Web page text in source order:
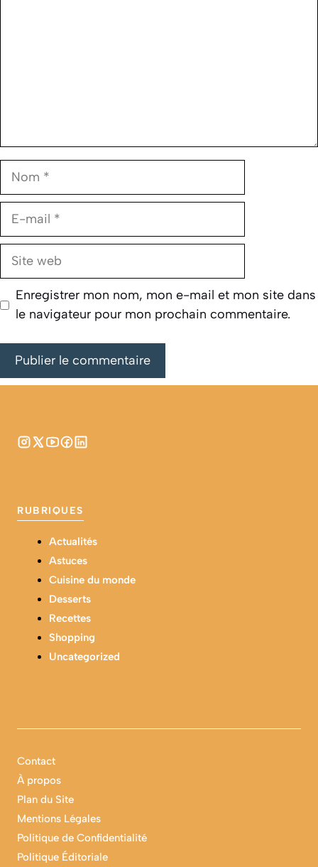
Nom
E-
Site
Enregistrer mon nom, mon e-mail et mon site dans
le navigateur pour mon prochain commentaire.
RUBRIQUES
Actualités
Astuces
Cuisine du monde
Desserts
Recettes
Shopping
Uncategorized
Contact
À propos
Plan du Site
Mentions Légales
Politique de Confidentialité
Politique Éditoriale